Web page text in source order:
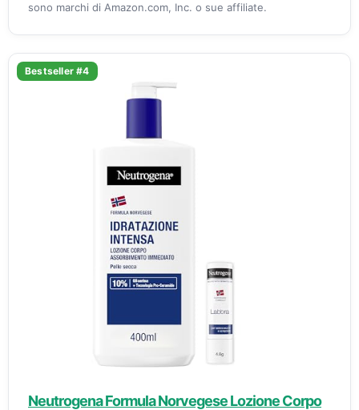
sono marchi di Amazon.com, Inc. o sue affiliate.
Bestseller #4
Neutrogena Formula Norvegese Lozione Corpo